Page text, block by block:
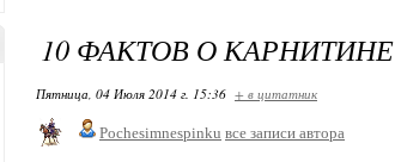
10 ФАКТОВ О КАРНИТИНЕ
Пятница, 04 Июля 2014 г. 15:36 + в цитатник
Pochesimnespinku все записи автора